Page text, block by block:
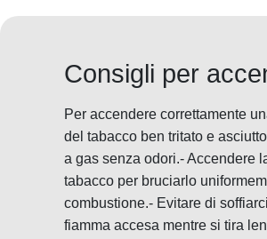
Consigli per
Per accendere correttamente
del tabacco ben tritato e
a gas senza odori.- Accendere
tabacco per bruciarlo
combustione.- Evitare di
fiamma accesa mentre si tira